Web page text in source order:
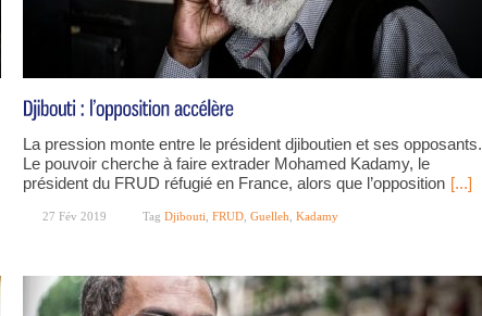
La pression monte entre le président djiboutien et ses opposants.
Le pouvoir cherche à faire extrader Mohamed Kadamy, le
président du FRUD réfugié en France, alors que l’opposition [...]
27 Fév 2019 Tag Djibouti FRUD Guelleh Kadamy